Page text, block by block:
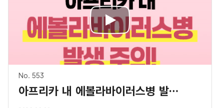
No. 553
아프리카 내 에볼라바이러스병 발생 주의!